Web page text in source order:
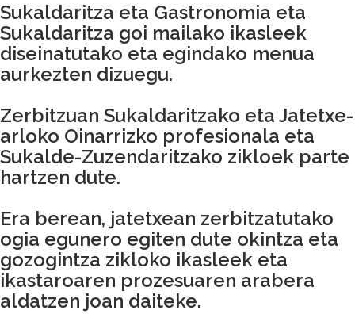
Sukaldaritza eta Gastronomia eta
Sukaldaritza goi mailako ikasleek
diseinatutako eta egindako menua
aurkezten dizuegu.
Zerbitzuan Sukaldaritzako eta Jatetxe-
arloko Oinarrizko profesionala eta
Sukalde-Zuzendaritzako zikloek parte
hartzen dute.
Era berean, jatetxean zerbitzatutako
ogia egunero egiten dute okintza eta
gozogintza zikloko ikasleek eta
ikastaroaren prozesuaren arabera
aldatzen joan daiteke.